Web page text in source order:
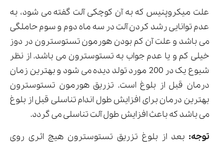
علت میکروپنیس که به آن کوچکی آلت گفته می شود، به
عدم توانایی رشد کردن آلت در سه ماه دوم و سوم حاملگی
می باشد و علت آن کم بودن هورمون تستوسترون در دوز
خیلی کم و یا عدم جواب به تستوسترون می باشد. از نظر
شیوع یک در 200 مورد تولد دیده می شود و بهترین زمان
درمان قبل از بلوغ است. تزریق هورمون تستوسترون
بهترین درمان برای افزایش طول اندام تناسلی قبل از بلوغ
می باشد که باعث افزایش طول آلت تناسلی می گردد.
توجه: بعد از بلوغ تزریق تستوسترون هیچ اثری روی